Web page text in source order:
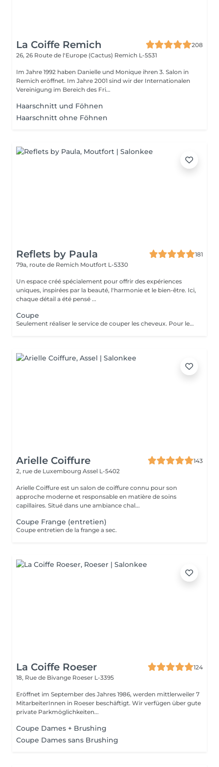
La Coiffe Remich
208
26, 26 Route de l'Europe (Cactus) Remich L-5531
Im Jahre 1992 haben Danielle und Monique ihren 3. Salon in
Remich eröffnet. Im Jahre 2001 sind wir der Internationalen
Vereinigung im Bereich des Fri...
Haarschnitt und Föhnen
Haarschnitt ohne Föhnen
Reflets by Paula
181
79a, route de Remich Moutfort L-5330
Un espace créé spécialement pour offrir des expériences
uniques, inspirées par la beauté, l'harmonie et le bien-être. Ici,
chaque détail a été pensé ...
Coupe
Seulement réaliser le service de couper les cheveux. Pour les clientes que ne souhaite pas faire laver ses cheveux ni sécher
Arielle Coiffure
143
2, rue de Luxembourg Assel L-5402
Arielle Coiffure est un salon de coiffure connu pour son
approche moderne et responsable en matière de soins
capillaires. Situé dans une ambiance chal...
Coupe Frange (entretien)
Coupe entretien de la frange a sec.
La Coiffe Roeser
124
18, Rue de Bivange Roeser L-3395
Eröffnet im September des Jahres 1986, werden mittlerweiler 7
MitarbeiterInnen in Roeser beschäftigt. Wir verfügen über gute
private Parkmöglichkeiten...
Coupe Dames + Brushing
Coupe Dames sans Brushing